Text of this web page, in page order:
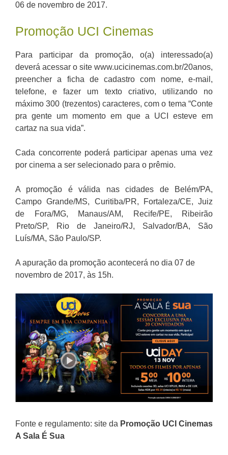
06 de novembro de 2017.
Promoção UCI Cinemas
Para participar da promoção, o(a) interessado(a)
deverá acessar o site www.ucicinemas.com.br/20anos,
preencher a ficha de cadastro com nome, e-mail,
telefone, e fazer um texto criativo, utilizando no
máximo 300 (trezentos) caracteres, com o tema “Conte
pra gente um momento em que a UCI esteve em
cartaz na sua vida”.
Cada concorrente poderá participar apenas uma vez
por cinema a ser selecionado para o prêmio.
A promoção é válida nas cidades de Belém/PA,
Campo Grande/MS, Curitiba/PR, Fortaleza/CE, Juiz
de Fora/MG, Manaus/AM, Recife/PE, Ribeirão
Preto/SP, Rio de Janeiro/RJ, Salvador/BA, São
Luís/MA, São Paulo/SP.
A apuração da promoção acontecerá no dia 07 de
novembro de 2017, às 15h.
Fonte e regulamento: site da Promoção UCI Cinemas
A Sala É Sua